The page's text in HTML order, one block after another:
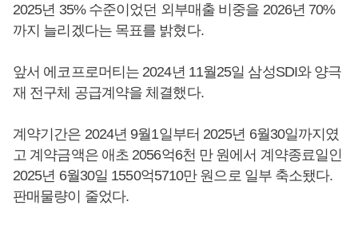
2025년 35% 수준이었던 외부매출 비중을 2026년 70%
까지 늘리겠다는 목표를 밝혔다.
앞서 에코프로머티는 2024년 11월25일 삼성SDI와 양극
재 전구체 공급계약을 체결했다.
계약기간은 2024년 9월1일부터 2025년 6월30일까지였
고 계약금액은 애초 2056억6천 만 원에서 계약종료일인
2025년 6월30일 1550억5710만 원으로 일부 축소됐다.
판매물량이 줄었다.